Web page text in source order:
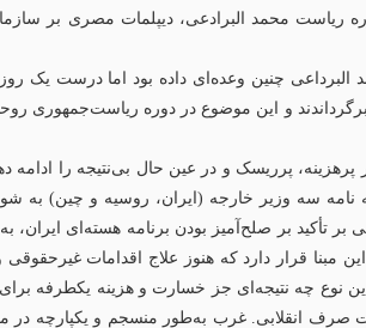
محمد البرادعی، دیپلمات مصری بر
البرداعی چنین وعده‌ای داده بود اما درست یک
و این موضوع در دوره ریاست‌جمهوری
اگر به آن تن دهیم باید همین مسیر پرهزینه، پرریسک و در عین حال بی‌نتیجه
سه وزیر خارجه (ایران، روسیه و چین) به
تأکید بر صلح‌آمیز بودن برنامه هسته‌ای ایران، به
قرار دارد که هنوز علاج اقدامات غیرحقوقی
از این دست و اظهاراتی از این نوع چه نتیجه‌ای جز خسارت و هزینه
صرف انقلابی. غرب به‌طور منسجم و یکپارچه در